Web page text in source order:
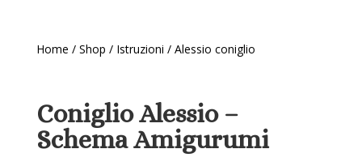
Home / Shop / Istruzioni / Alessio coniglio
Coniglio Alessio –
Schema Amigurumi